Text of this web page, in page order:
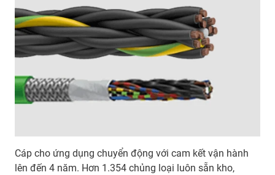
Cáp cho ứng dụng chuyển động với cam kết vận hành
lên đến 4 năm. Hơn 1.354 chủng loại luôn sẵn kho,